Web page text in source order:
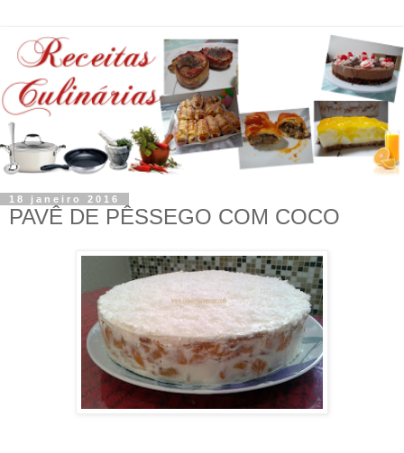
18 janeiro 2016
PAVÊ DE PÊSSEGO COM COCO